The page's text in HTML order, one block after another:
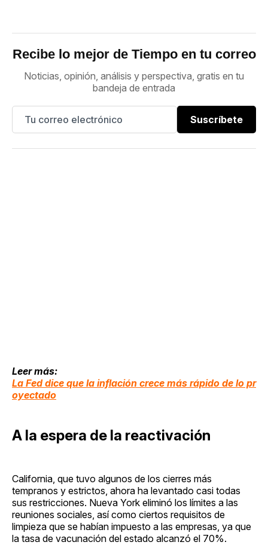
Recibe lo mejor de Tiempo en tu correo
Noticias, opinión, análisis y perspectiva, gratis en tu
bandeja de entrada
Suscríbete
Leer más:
La Fed dice que la inflación crece más rápido de lo pr
oyectado
A la espera de la reactivación
California, que tuvo algunos de los cierres más
tempranos y estrictos, ahora ha levantado casi todas
sus restricciones. Nueva York eliminó los límites a las
reuniones sociales, así como ciertos requisitos de
limpieza que se habían impuesto a las empresas, ya que
la tasa de vacunación del estado alcanzó el 70%.